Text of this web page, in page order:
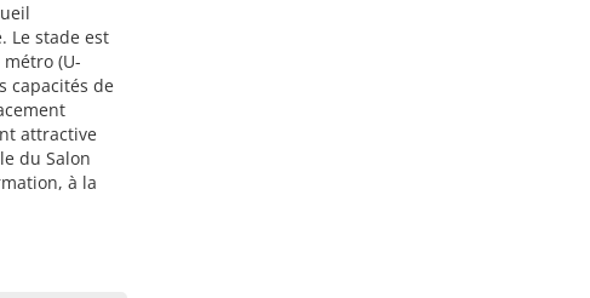
Le stade est
(U-
capacités de
attractive
du Salon
à la